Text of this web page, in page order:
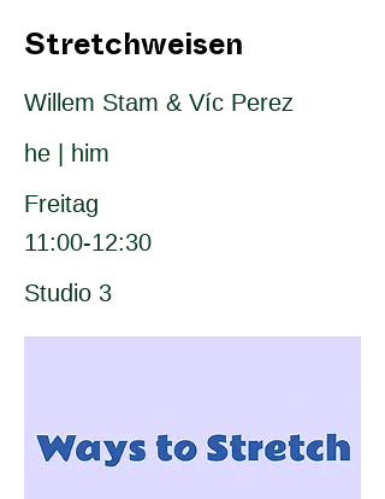
Stretchweisen
Willem Stam & Víc Perez
he | him
Freitag
11:00-12:30
Studio 3